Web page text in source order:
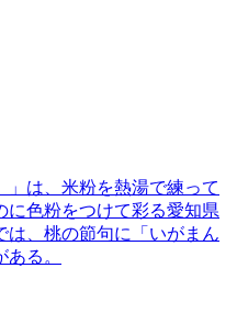
」は、米粉を熱湯で練って
に色粉をつけて彩る愛知県
は、桃の節句に「いがまん
る。